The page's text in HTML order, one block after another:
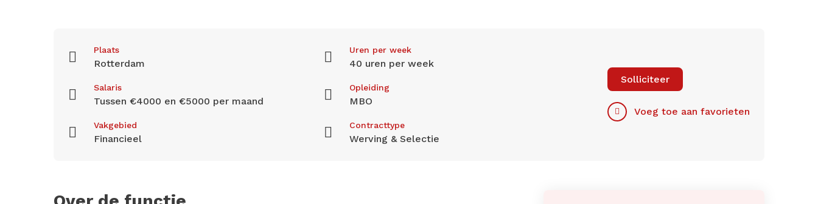
Plaats
Rotterdam
Uren per week
40 uren per week
Salaris
Tussen €4000 en €5000 per maand
Opleiding
MBO
Vakgebied
Financieel
Contracttype
Werving & Selectie
Solliciteer
Voeg toe aan favorieten